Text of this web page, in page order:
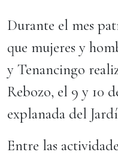
Durante el mes
que mujeres y
y Tenancingo
Rebozo, el 9 y 10
explanada del
Entre las